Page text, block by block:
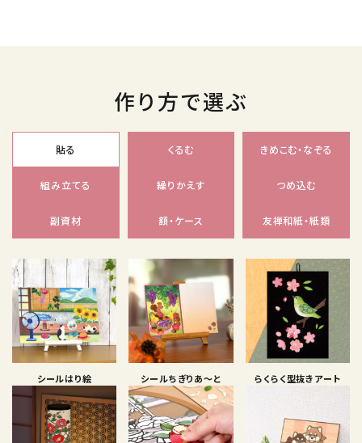
作り方で選ぶ
貼る くるむ きめこむ・なぞる
組み立てる 繰りかえす つめ込む
副資材 額・ケース 友禅和紙・紙類
シールはり絵 シールちぎりあ〜と らくらく型抜きアート